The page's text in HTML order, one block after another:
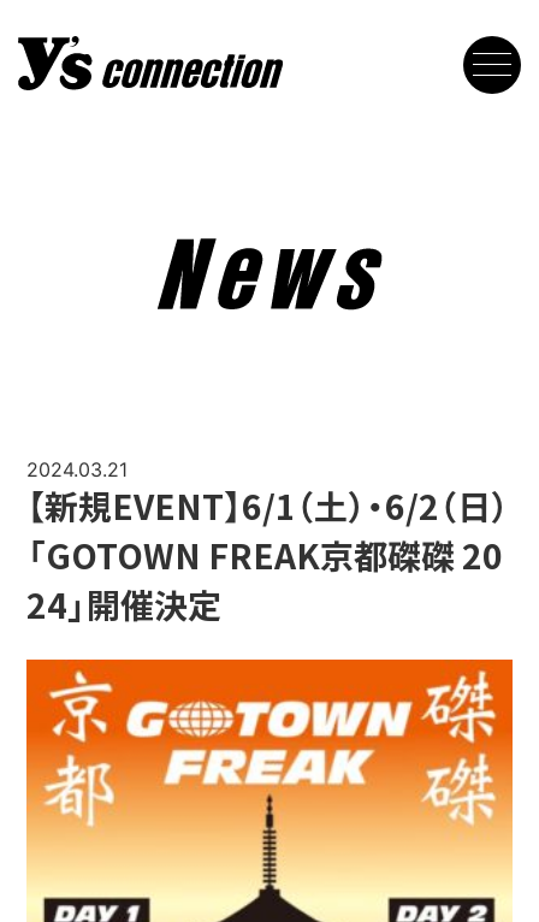
2024.03.21
【新規EVENT】6/1（土）・6/2（日）
「GOTOWN FREAK京都磔磔 20
24」開催決定